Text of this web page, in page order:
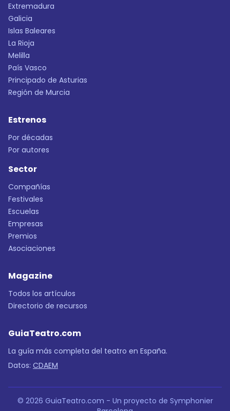
Extremadura
Galicia
Islas Baleares
La Rioja
Melilla
País Vasco
Principado de Asturias
Región de Murcia
Estrenos
Por décadas
Por autores
Sector
Compañías
Festivales
Escuelas
Empresas
Premios
Asociaciones
Magazine
Todos los artículos
Directorio de recursos
GuiaTeatro.com
La guía más completa del teatro en España.
Datos: CDAEM
© 2026 GuiaTeatro.com - Un proyecto de Symphonier